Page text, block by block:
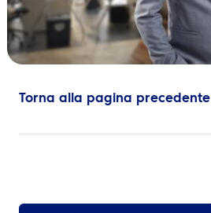
Contattaci
Torna alla pagina precedente